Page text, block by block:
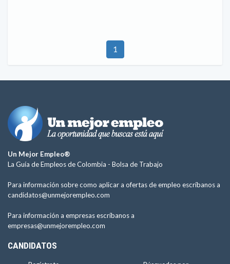
1
Un Mejor Empleo®
La Guía de Empleos de Colombia - Bolsa de Trabajo
Para información sobre como aplicar a ofertas de empleo escríbanos a
candidatos@unmejorempleo.com
Para información a empresas escríbanos a
empresas@unmejorempleo.com
CANDIDATOS